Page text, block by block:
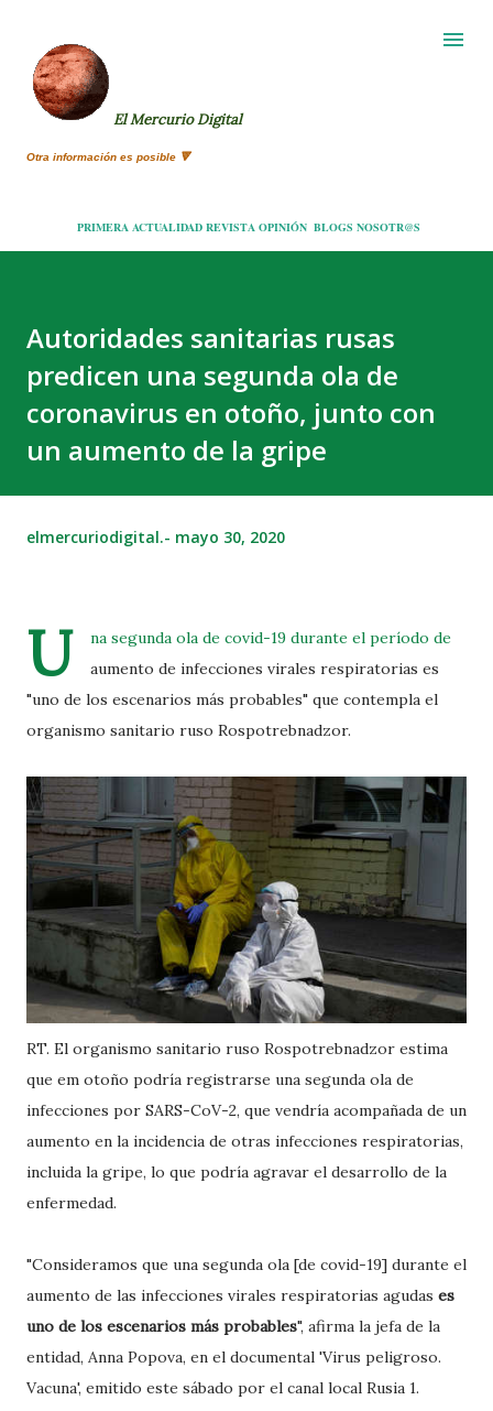
El Mercurio Digital
Otra información es posible 🔻
PRIMERA ACTUALIDAD REVISTA OPINIÓN BLOGS NOSOTR@S
Autoridades sanitarias rusas
predicen una segunda ola de
coronavirus en otoño, junto con
un aumento de la gripe
elmercuriodigital.- mayo 30, 2020
U
na segunda ola de covid-19 durante el período de
aumento de infecciones virales respiratorias es
"uno de los escenarios más probables" que contempla el
organismo sanitario ruso Rospotrebnadzor.
RT. El organismo sanitario ruso Rospotrebnadzor estima
que em otoño podría registrarse una segunda ola de
infecciones por SARS-CoV-2, que vendría acompañada de un
aumento en la incidencia de otras infecciones respiratorias,
incluida la gripe, lo que podría agravar el desarrollo de la
enfermedad.
"Consideramos que una segunda ola [de covid-19] durante el
aumento de las infecciones virales respiratorias agudas es
uno de los escenarios más probables", afirma la jefa de la
entidad, Anna Popova, en el documental 'Virus peligroso.
Vacuna', emitido este sábado por el canal local Rusia 1.